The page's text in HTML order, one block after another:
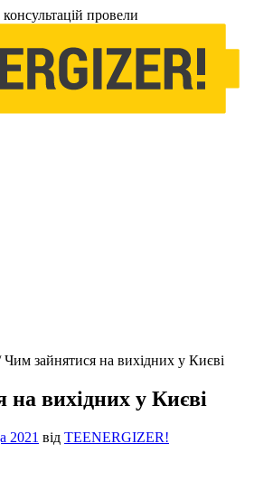
консультацій провели
Чим зайнятися на вихідних у Києві
вихідних у Києві
2021 від TEENERGIZER!